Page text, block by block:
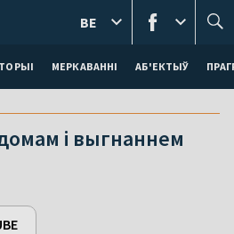
МЕРКАВАННI АБ'ЕКТЫЎ
BE
і выгнаннем